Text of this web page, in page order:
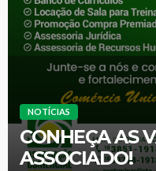
NOTÍCIAS
CONHEÇA AS
ASSOCIADO!